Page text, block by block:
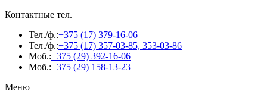
Контактные тел.
Тел./ф.:+375 (17) 379-16-06
Тел./ф.:+375 (17) 357-03-85, 353-03-86
Моб.:+375 (29) 392-16-06
Моб.:+375 (29) 158-13-23
Меню